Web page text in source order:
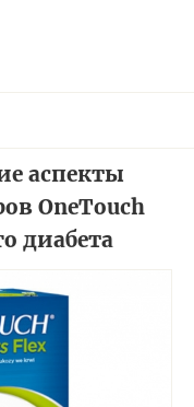
аспекты
OneTouch
диабета